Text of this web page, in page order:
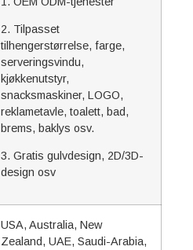
2. Tilpasset
tilhengerstørrelse, farge,
serveringsvindu,
kjøkkenutstyr,
snacksmaskiner, LOGO,
reklametavle, toalett, bad,
brems, baklys osv.
3. Gratis gulvdesign, 2D/3D-
design osv
USA, Australia, New
Zealand, UAE, Saudi-Arabia,